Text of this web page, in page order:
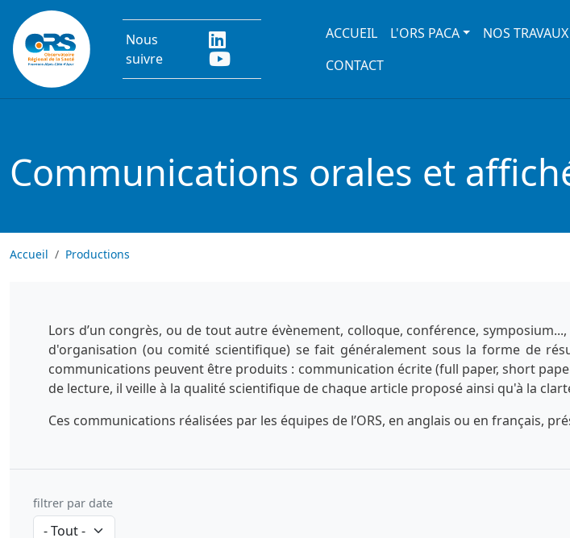
Aller au contenu principal
Nous
suivre
Main navigation
ACCUEIL L'ORS PACA NOS TRAVAUX
CONTACT
Communications orales et
Accueil Productions
Lors d’un congrès, ou de tout autre évènement, colloque, conférence,
d'organisation (ou comité scientifique) se fait généralement sous la forme de
communications peuvent être produits : communication écrite (full paper, short
de lecture, il veille à la qualité scientifique de chaque article proposé ainsi qu'à la
Ces communications réalisées par les équipes de l’ORS, en anglais ou en français,
filtrer par date